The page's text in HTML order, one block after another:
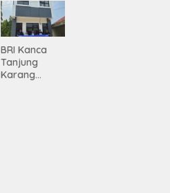
n
Infrastruktur
Lampung
BRI Kanca
Tanjung
Karang